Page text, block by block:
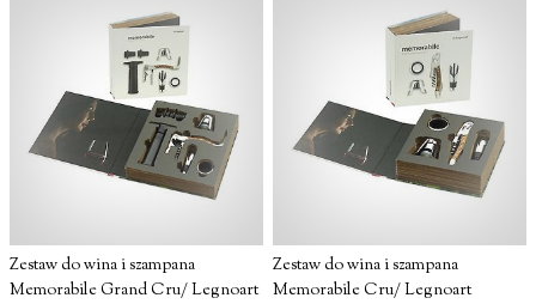
Zestaw do wina i szampana
Memorabile Grand Cru/ Legnoart
Zestaw do wina i szampana
Memorabile Cru/ Legnoart